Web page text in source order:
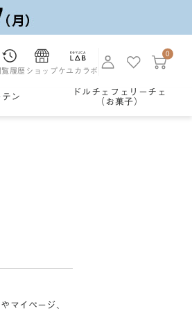
覧履歴 ショップケユカラボ
0
テン
ドルチェフェリーチェ
（お菓子）
マイページ、